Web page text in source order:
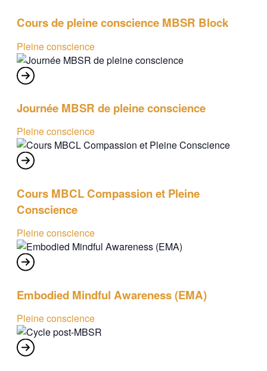
Cours de pleine conscience MBSR Block
Pleine conscience
Journée MBSR de pleine conscience
Pleine conscience
Cours MBCL Compassion et Pleine
Conscience
Pleine conscience
Embodied Mindful Awareness (EMA)
Pleine conscience